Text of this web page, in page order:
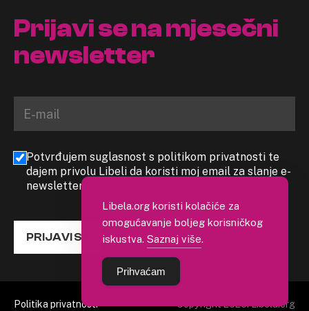
Prijavi se na mjesečni
newsletter
Potvrđujem suglasnost s politikom privatnosti te
dajem privolu Libeli da koristi moj email za slanje e-
newslettera
PRIJAVI SE
Politika privatnosti Copyright 2026. Libela.org
Libela.org koristi kolačiće za
omogućavanje boljeg korisničkog
iskustva. Saznaj više.
Prihvaćam